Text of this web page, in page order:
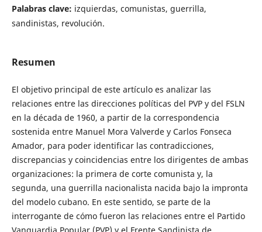
Palabras clave: izquierdas, comunistas, guerrilla,
sandinistas, revolución.
Resumen
El objetivo principal de este artículo es analizar las
relaciones entre las direcciones políticas del PVP y del FSLN
en la década de 1960, a partir de la correspondencia
sostenida entre Manuel Mora Valverde y Carlos Fonseca
Amador, para poder identificar las contradicciones,
discrepancias y coincidencias entre los dirigentes de ambas
organizaciones: la primera de corte comunista y, la
segunda, una guerrilla nacionalista nacida bajo la impronta
del modelo cubano. En este sentido, se parte de la
interrogante de cómo fueron las relaciones entre el Partido
Vanguardia Popular (PVP) y el Frente Sandinista de